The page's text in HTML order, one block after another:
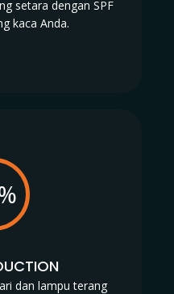
setara dengan SPF
kaca Anda.
dan lampu terang